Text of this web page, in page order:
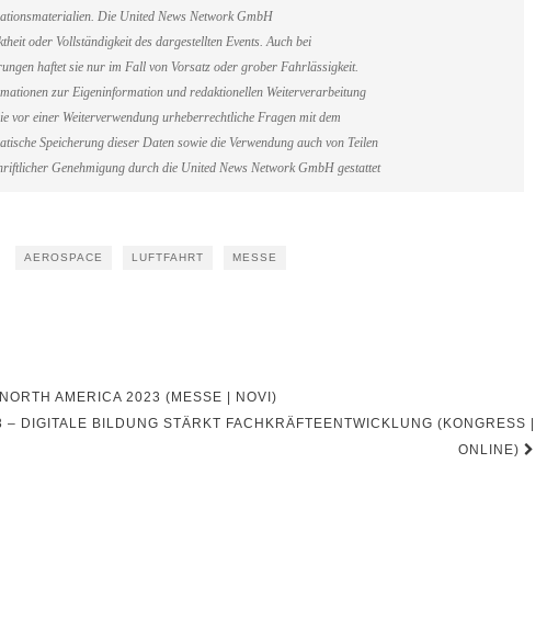
Die United News Network GmbH
oder Vollständigkeit des dargestellten Events. Auch bei
haftet sie nur im Fall von Vorsatz oder grober Fahrlässigkeit.
zur Eigeninformation und redaktionellen Weiterverarbeitung
vor einer Weiterverwendung urheberrechtliche Fragen mit dem
Speicherung dieser Daten sowie die Verwendung auch von Teilen
Genehmigung durch die United News Network GmbH gestattet
AEROSPACE LUFTFAHRT MESSE
AMERICA 2023 (MESSE | NOVI)
DIGITALE BILDUNG STÄRKT FACHKRÄFTEENTWICKLUNG (KONGRESS |
ONLINE)